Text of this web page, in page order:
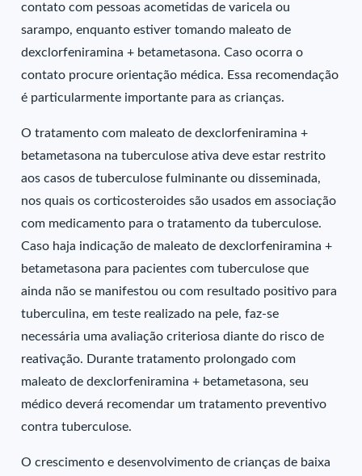
contato com pessoas acometidas de varicela ou
sarampo, enquanto estiver tomando maleato de
dexclorfeniramina + betametasona. Caso ocorra o
contato procure orientação médica. Essa recomendação
é particularmente importante para as crianças.
O tratamento com maleato de dexclorfeniramina +
betametasona na tuberculose ativa deve estar restrito
aos casos de tuberculose fulminante ou disseminada,
nos quais os corticosteroides são usados em associação
com medicamento para o tratamento da tuberculose.
Caso haja indicação de maleato de dexclorfeniramina +
betametasona para pacientes com tuberculose que
ainda não se manifestou ou com resultado positivo para
tuberculina, em teste realizado na pele, faz-se
necessária uma avaliação criteriosa diante do risco de
reativação. Durante tratamento prolongado com
maleato de dexclorfeniramina + betametasona, seu
médico deverá recomendar um tratamento preventivo
contra tuberculose.
O crescimento e desenvolvimento de crianças de baixa